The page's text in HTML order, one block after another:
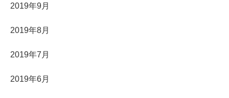
2019年9月
2019年8月
2019年7月
2019年6月